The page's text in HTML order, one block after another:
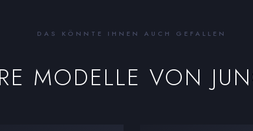
DAS KÖNNTE IHNEN AUCH GEFALLEN
MODELLE VON